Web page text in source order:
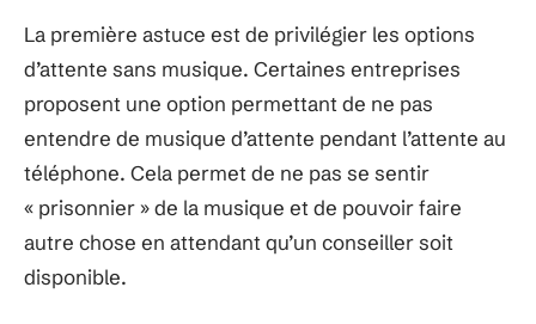
La première astuce est de privilégier les options
d’attente sans musique. Certaines entreprises
proposent une option permettant de ne pas
entendre de musique d’attente pendant l’attente au
téléphone. Cela permet de ne pas se sentir
« prisonnier » de la musique et de pouvoir faire
autre chose en attendant qu’un conseiller soit
disponible.